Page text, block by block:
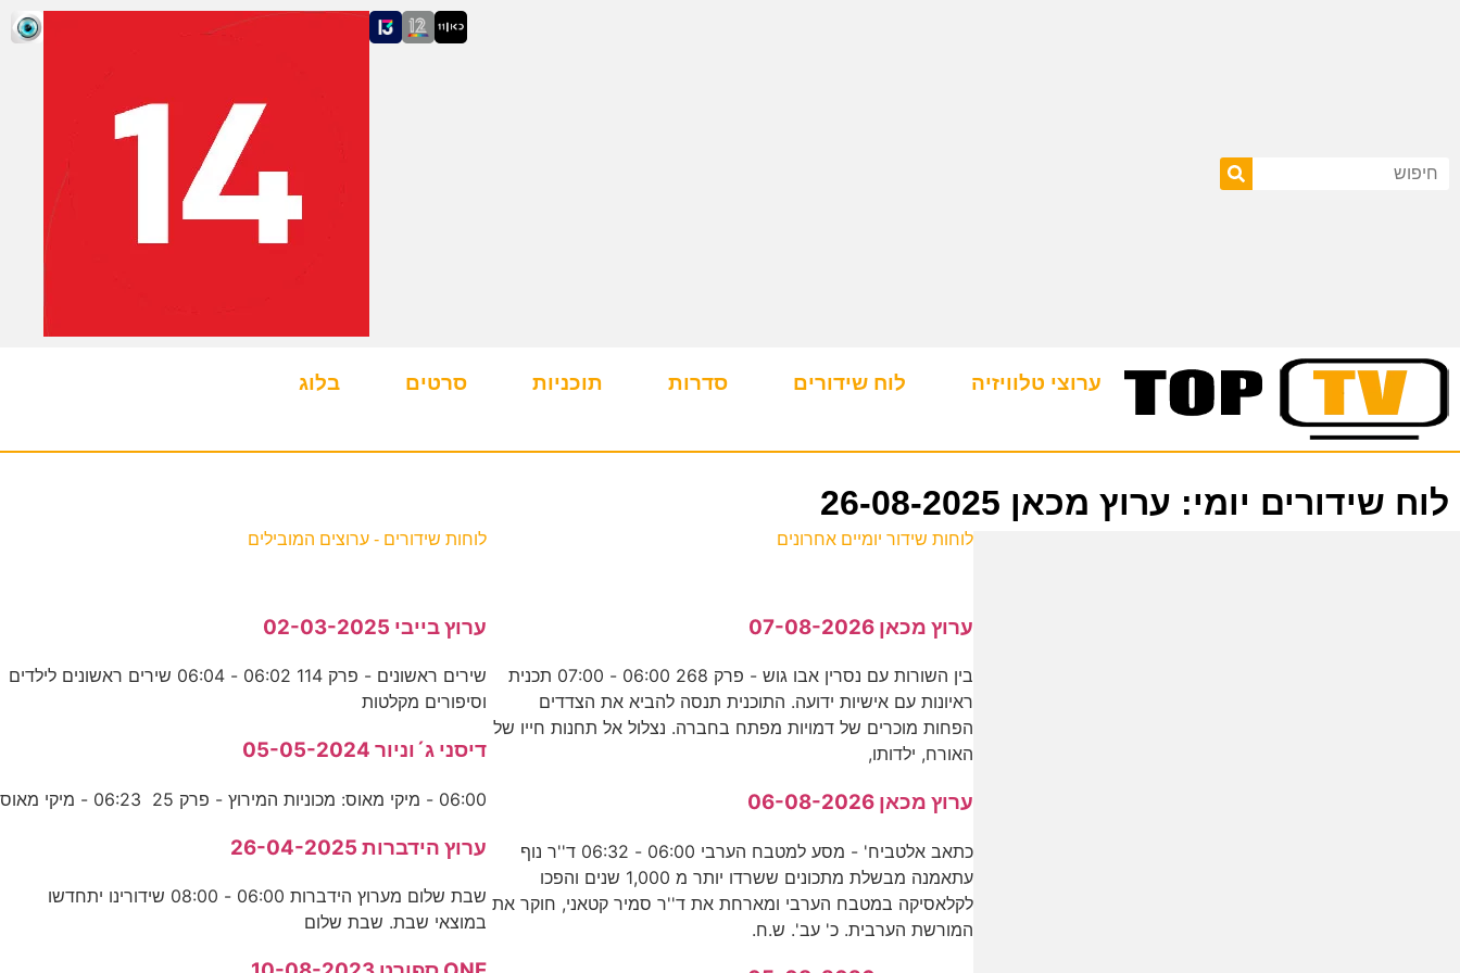
ערוצי טלוויזיה לוח שידורים סדרות תוכניות סרטים בלוג
לוח שידורים יומי: ערוץ מכאן 26-08-2025
לוחות שידור יומיים אחרונים
ערוץ מכאן 07-08-2026
בין השורות עם נסרין אבו גוש - פרק 268 06:00 - 07:00 תכנית
ראיונות עם אישיות ידועה. התוכנית תנסה להביא את הצדדים
הפחות מוכרים של דמויות מפתח בחברה. נצלול אל תחנות חייו של
האורח, ילדותו,
ערוץ מכאן 06-08-2026
כתאב אלטביח' - מסע למטבח הערבי 06:00 - 06:32 ד''ר נוף
עתאמנה מבשלת מתכונים ששרדו יותר מ 1,000 שנים והפכו
לקלאסיקה במטבח הערבי ומארחת את ד''ר סמיר קטאני, חוקר את
המורשת הערבית. כ' עב'. ש.ח.
לוחות שידורים - ערוצים המובילים
ערוץ בייבי 02-03-2025
שירים ראשונים - פרק 114 06:02 - 06:04 שירים ראשונים לילדים
וסיפורים מקלטות
דיסני ג´וניור 05-05-2024
06:00 - מיקי מאוס: מכוניות המירוץ - פרק 25 06:23 - מיקי מאוס
ערוץ הידברות 26-04-2025
שבת שלום מערוץ הידברות 06:00 - 08:00 שידורינו יתחדשו
במוצאי שבת. שבת שלום